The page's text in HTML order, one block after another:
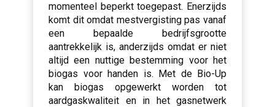
momenteel beperkt toegepast. Enerzijds
komt dit omdat mestvergisting pas vanaf
een bepaalde bedrijfsgrootte
aantrekkelijk is, anderzijds omdat er niet
altijd een nuttige bestemming voor het
biogas voor handen is. Met de Bio-Up
kan biogas opgewerkt worden tot
aardgaskwaliteit en in het gasnetwerk